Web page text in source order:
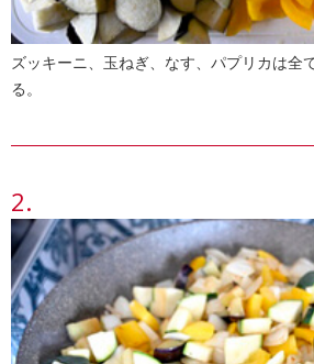
ズッキーニ、玉ねぎ、なす、パプリカは全
る。